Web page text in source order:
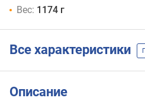
Вес: 1174 г
Все характеристики
Описание